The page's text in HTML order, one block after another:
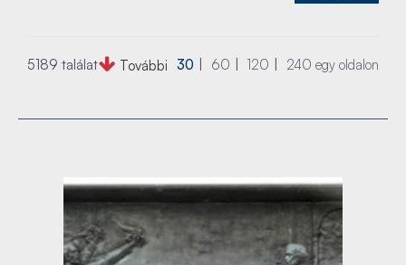
5189 találat További 240 egy oldalon
120
60
30